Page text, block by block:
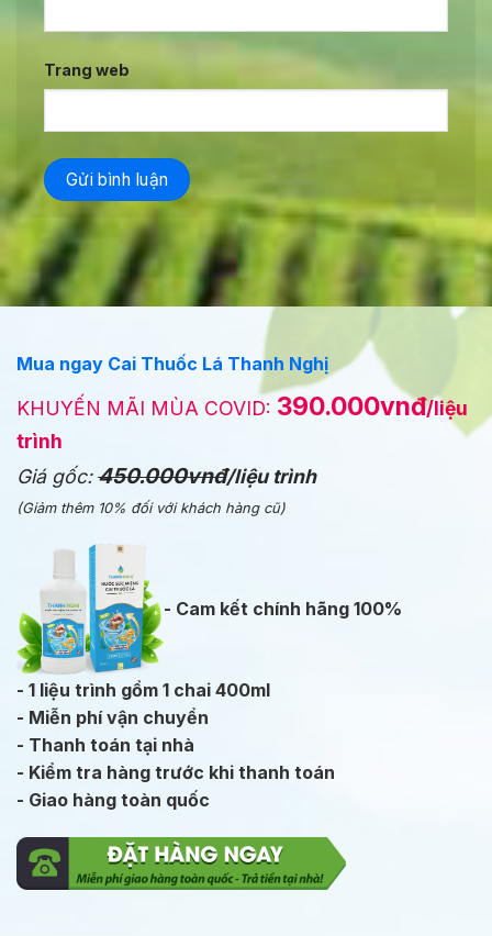
Trang web
Mua ngay Cai Thuốc Lá Thanh Nghị
KHUYẾN MÃI MÙA COVID: 390.000vnđ/liệu
trình
Giá gốc:450.000vnđ/liệu trình
(Giảm thêm 10% đối với khách hàng cũ)
- Cam kết chính hãng 100%
- 1 liệu trình gồm 1 chai 400ml
- Miễn phí vận chuyển
- Thanh toán tại nhà
- Kiểm tra hàng trước khi thanh toán
- Giao hàng toàn quốc